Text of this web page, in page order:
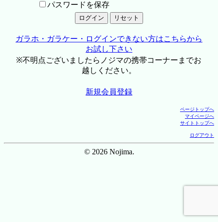
パスワードを保存
ガラホ・ガラケー・ログインできない方はこちらから
お試し下さい
※不明点ございましたらノジマの携帯コーナーまでお
越しください。
新規会員登録
ページトップへ
マイページへ
サイトトップへ
ログアウト
© 2026 Nojima.